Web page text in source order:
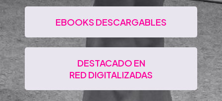
EBOOKS DESCARGABLES
DESTACADO EN
RED DIGITALIZADAS